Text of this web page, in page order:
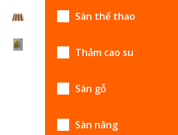
Sàn thể thao
Thảm cao su
Sàn gỗ
Sàn nâng